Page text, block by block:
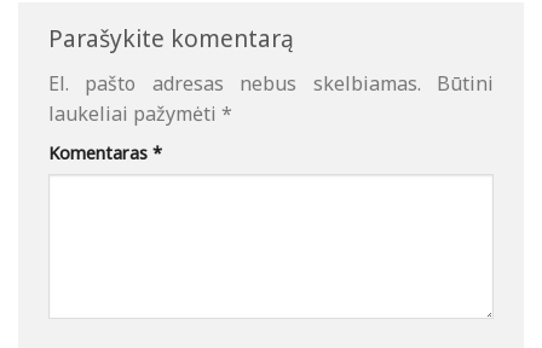
Parašykite komentarą
El. pašto adresas nebus skelbiamas.
Būtini
laukeliai pažymėti *
Komentaras *